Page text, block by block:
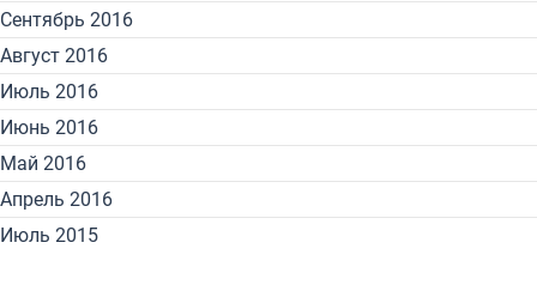
Сентябрь 2016
Август 2016
Июль 2016
Июнь 2016
Май 2016
Апрель 2016
Июль 2015